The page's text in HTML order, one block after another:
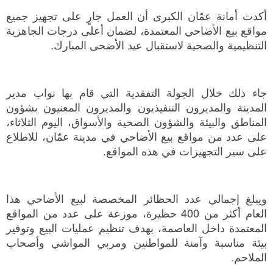
أكدت أمانة عمّان الكبرى أن العمل جارٍ على تجهيز جميع
مواقع بيع الأضاحي المعتمدة، لضمان أعلى درجات الجاهزية
التنظيمية والصحية لاستقبال عيد الأضحى المبارك.
جاء ذلك خلال الجولة التفقدية التي قام بها نواب مدير
المدينة والمديرون التنفيذيون والمديرون المعنيون بشؤون
المناطق والبيئة والشؤون الصحية والأسواق، اليوم الثلاثاء،
على عدد من مواقع بيع الأضاحي في مدينة عمّان، للاطلاع
على سير التجهيزات في هذه المواقع.
ويبلغ إجمالي عدد الحظائر المخصصة لبيع الأضاحي هذا
العام أكثر من 400 حظيرة، موزعة على عدد من المواقع
المعتمدة داخل العاصمة، بهدف تنظيم عمليات البيع وتوفير
بيئة مناسبة وآمنة للمواطنين ومربي المواشي وأصحاب
الملاحم.